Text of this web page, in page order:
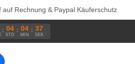
auf Rechnung & Paypal Käuferschutz
: 04
STD
: 04
MIN
: 36
SEK